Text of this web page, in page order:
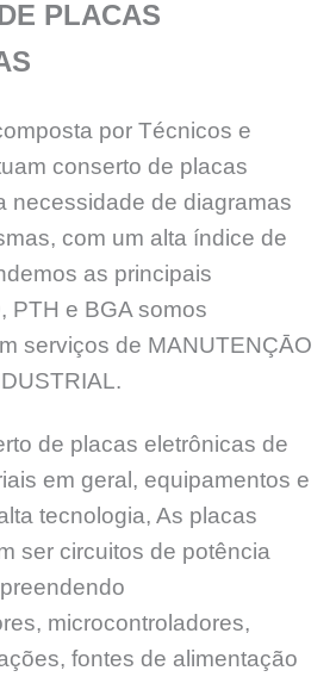
PLACAS
por Técnicos e
conserto de placas
necessidade de diagramas
com um alta índice de
as principais
PTH e BGA somos
serviços de MANUTENÇĀO
de placas eletrônicas de
em geral, equipamentos e
tecnologia, As placas
ser circuitos de potência
microcontroladores,
fontes de alimentação